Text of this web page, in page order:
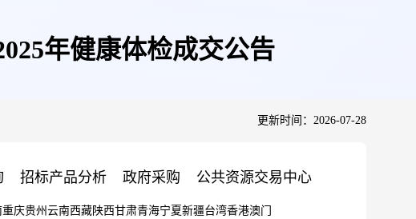
年健康体检成交公告
更新时间：2026-07-28
招标产品分析 政府采购 公共资源交易中心
重庆贵州 云南西藏陕西甘肃青海宁夏新疆台湾香港澳门